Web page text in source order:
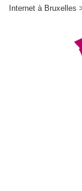
Internet à Bruxelles